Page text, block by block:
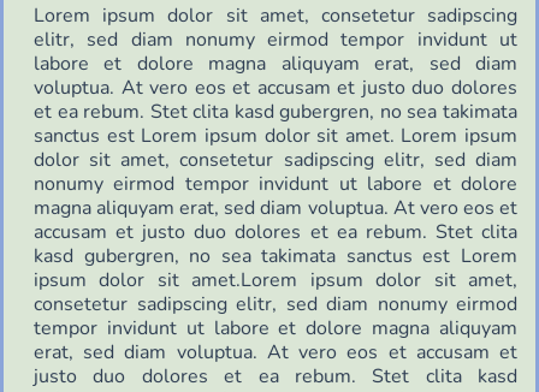
Lorem ipsum dolor sit amet, consetetur sadipscing
elitr, sed diam nonumy eirmod tempor invidunt ut
labore et dolore magna aliquyam erat, sed diam
voluptua. At vero eos et accusam et justo duo dolores
et ea rebum. Stet clita kasd gubergren, no sea takimata
sanctus est Lorem ipsum dolor sit amet. Lorem ipsum
dolor sit amet, consetetur sadipscing elitr, sed diam
nonumy eirmod tempor invidunt ut labore et dolore
magna aliquyam erat, sed diam voluptua. At vero eos et
accusam et justo duo dolores et ea rebum. Stet clita
kasd gubergren, no sea takimata sanctus est Lorem
ipsum dolor sit amet.Lorem ipsum dolor sit amet,
consetetur sadipscing elitr, sed diam nonumy eirmod
tempor invidunt ut labore et dolore magna aliquyam
erat, sed diam voluptua. At vero eos et accusam et
justo duo dolores et ea rebum. Stet clita kasd